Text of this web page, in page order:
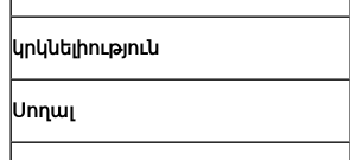
կրկնելիություն
Սողալ